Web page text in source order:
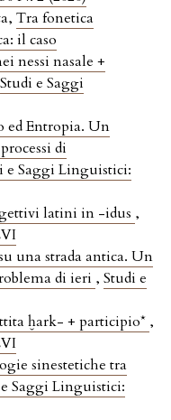
Tra fonetica
il caso
nessi nasale +
Studi e Saggi
ed Entropia. Un
di
e Saggi Linguistici:
latini in -idus ,
una strada antica. Un
di ieri , Studi e
ḫark- + participio* ,
sinestetiche tra
Saggi Linguistici: